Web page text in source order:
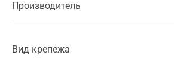
Производитель
Вид крепежа